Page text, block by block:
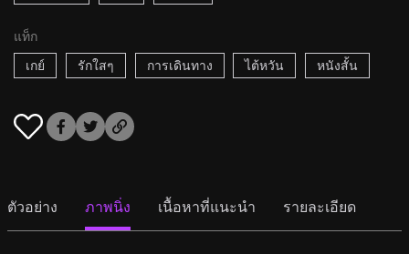
แท็ก
เกย์
รักใสๆ การเดินทาง ไต้หวัน หนังสั้น
ตัวอย่าง ภาพนิ่ง เนื้อหาที่แนะนำ รายละเอียด